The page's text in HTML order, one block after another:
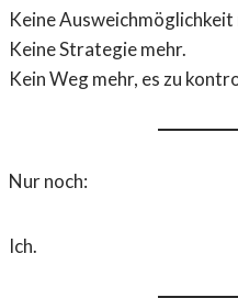
Keine Ausweichmöglichkeit
Keine Strategie mehr.
Kein Weg mehr, es zu
Nur noch:
Ich.